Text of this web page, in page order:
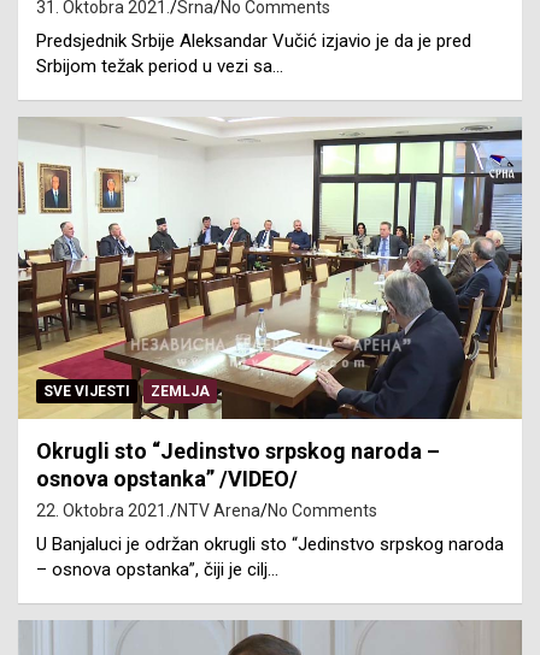
31. Oktobra 2021. Srna No Comments
Predsjednik Srbije Aleksandar Vučić izjavio je da je pred
Srbijom težak period u vezi sa…
SVE VIJESTI ZEMLJA
Okrugli sto “Jedinstvo srpskog naroda –
osnova opstanka” /VIDEO/
22. Oktobra 2021. NTV Arena No Comments
U Banjaluci je održan okrugli sto “Jedinstvo srpskog naroda
– osnova opstanka”, čiji je cilj…